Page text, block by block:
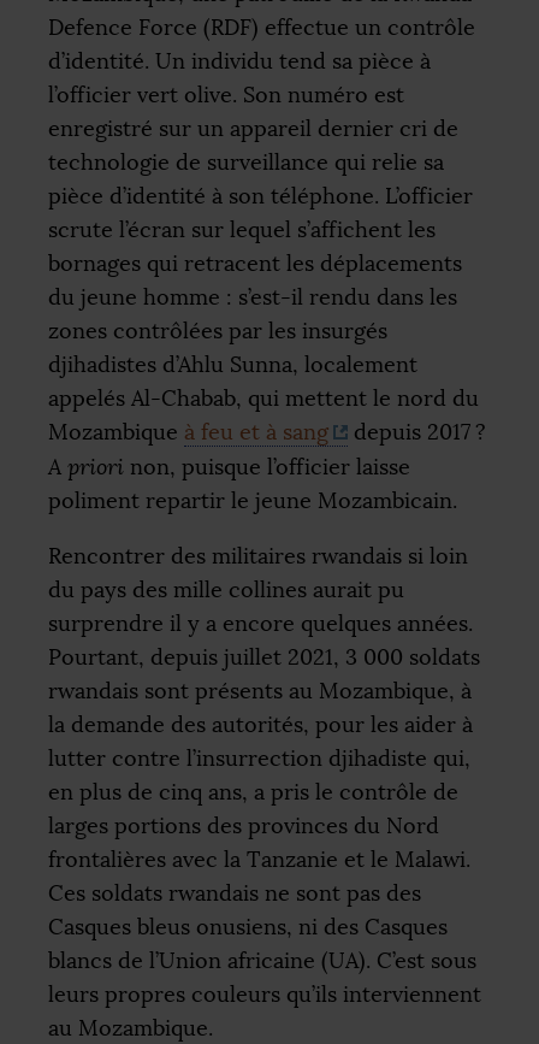
Defence Force (RDF) effectue un contrôle
d’identité. Un individu tend sa pièce à
l’officier vert olive. Son numéro est
enregistré sur un appareil dernier cri de
technologie de surveillance qui relie sa
pièce d’identité à son téléphone. L’officier
scrute l’écran sur lequel s’affichent les
bornages qui retracent les déplacements
du jeune homme : s’est-il rendu dans les
zones contrôlées par les insurgés
djihadistes d’Ahlu Sunna, localement
appelés Al-Chabab, qui mettent le nord du
Mozambique à feu et à sang depuis 2017 ?
A priori non, puisque l’officier laisse
poliment repartir le jeune Mozambicain.
Rencontrer des militaires rwandais si loin
du pays des mille collines aurait pu
surprendre il y a encore quelques années.
Pourtant, depuis juillet 2021, 3 000 soldats
rwandais sont présents au Mozambique, à
la demande des autorités, pour les aider à
lutter contre l’insurrection djihadiste qui,
en plus de cinq ans, a pris le contrôle de
larges portions des provinces du Nord
frontalières avec la Tanzanie et le Malawi.
Ces soldats rwandais ne sont pas des
Casques bleus onusiens, ni des Casques
blancs de l’Union africaine (UA). C’est sous
leurs propres couleurs qu’ils interviennent
au Mozambique.